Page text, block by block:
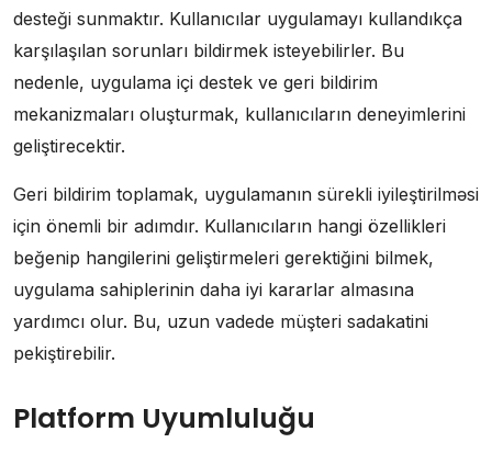
desteği sunmaktır. Kullanıcılar uygulamayı kullandıkça
karşılaşılan sorunları bildirmek isteyebilirler. Bu
nedenle, uygulama içi destek ve geri bildirim
mekanizmaları oluşturmak, kullanıcıların deneyimlerini
geliştirecektir.
Geri bildirim toplamak, uygulamanın sürekli iyileştirilməsi
için önemli bir adımdır. Kullanıcıların hangi özellikleri
beğenip hangilerini geliştirmeleri gerektiğini bilmek,
uygulama sahiplerinin daha iyi kararlar almasına
yardımcı olur. Bu, uzun vadede müşteri sadakatini
pekiştirebilir.
Platform Uyumluluğu